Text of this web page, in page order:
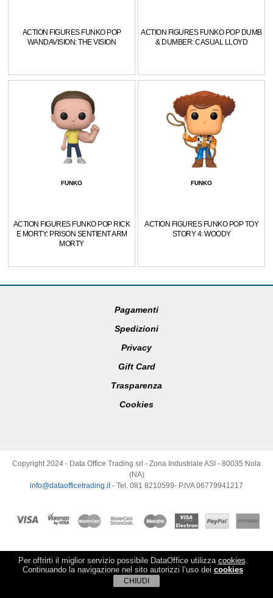
Per offrirti il miglior servizio possibile DataOffice utilizza cookies.
Continuando la navigazione nel sito autorizzi l’uso dei cookies
CHIUDI
ACTION FIGURES FUNKO POP
WANDAVISION: THE VISION
ACTION FIGURES FUNKO POP DUMB
& DUMBER: CASUAL LLOYD
FUNKO
ACTION FIGURES FUNKO POP RICK
E MORTY: PRISON SENTIENT ARM
MORTY
FUNKO
ACTION FIGURES FUNKO POP TOY
STORY 4: WOODY
Pagamenti
Spedizioni
Privacy
Gift Card
Trasparenza
Cookies
Copyright 2024 - Data Office Trading srl - Zona Industriale ASI - 80035 Nola
(NA)
info@dataofficetrading.it- Tel. 081 8210599- P.IVA 06779941217